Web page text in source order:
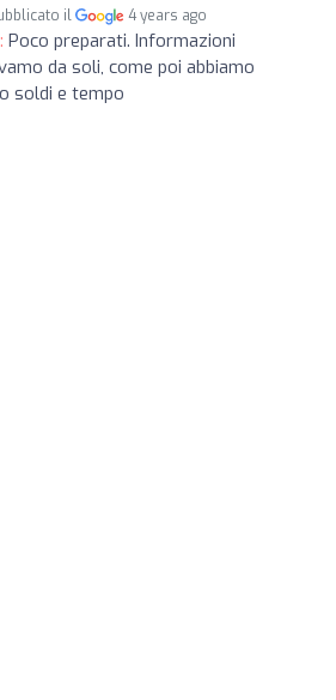
il 4 years ago
Poco preparati. Informazioni
da soli, come poi abbiamo
soldi e tempo